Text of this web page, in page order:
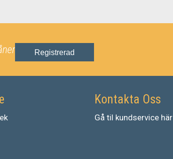
Registrerad
Kontakta Oss
Gå til kundservice här